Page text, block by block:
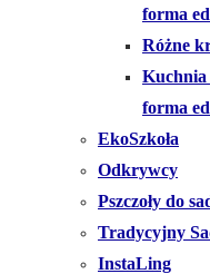
forma
Różne
Kuchnia
forma
EkoSzkoła
Odkrywcy
Pszczoły do
Tradycyjny
InstaLing